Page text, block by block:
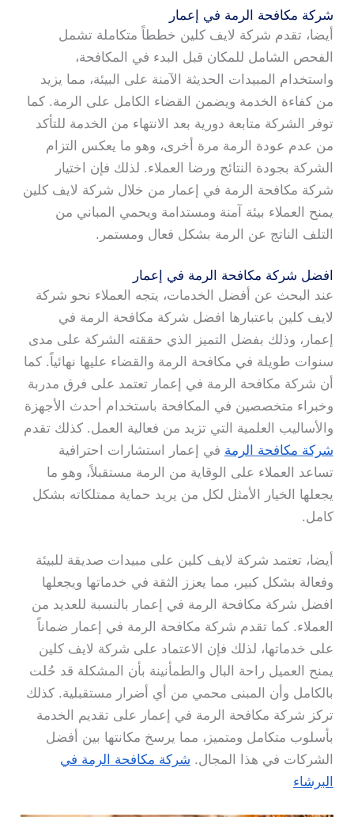
شركة مكافحة الرمة في إعمار
أيضا، تقدم شركة لايف كلين خططاً متكاملة تشمل
الفحص الشامل للمكان قبل البدء في المكافحة،
واستخدام المبيدات الحديثة الآمنة على البيئة، مما يزيد
من كفاءة الخدمة ويضمن القضاء الكامل على الرمة. كما
توفر الشركة متابعة دورية بعد الانتهاء من الخدمة للتأكد
من عدم عودة الرمة مرة أخرى، وهو ما يعكس التزام
الشركة بجودة النتائج ورضا العملاء. لذلك فإن اختيار
شركة مكافحة الرمة في إعمار من خلال شركة لايف كلين
يمنح العملاء بيئة آمنة ومستدامة ويحمي المباني من
التلف الناتج عن الرمة بشكل فعال ومستمر.
افضل شركة مكافحة الرمة في إعمار
عند البحث عن أفضل الخدمات، يتجه العملاء نحو شركة
لايف كلين باعتبارها افضل شركة مكافحة الرمة في
إعمار، وذلك بفضل التميز الذي حققته الشركة على مدى
سنوات طويلة في مكافحة الرمة والقضاء عليها نهائياً. كما
أن شركة مكافحة الرمة في إعمار تعتمد على فرق مدربة
وخبراء متخصصين في المكافحة باستخدام أحدث الأجهزة
والأساليب العلمية التي تزيد من فعالية العمل. كذلك تقدم
شركة مكافحة الرمة في إعمار استشارات احترافية
تساعد العملاء على الوقاية من الرمة مستقبلاً، وهو ما
يجعلها الخيار الأمثل لكل من يريد حماية ممتلكاته بشكل
كامل.
أيضا، تعتمد شركة لايف كلين على مبيدات صديقة للبيئة
وفعالة بشكل كبير، مما يعزز الثقة في خدماتها ويجعلها
افضل شركة مكافحة الرمة في إعمار بالنسبة للعديد من
العملاء. كما تقدم شركة مكافحة الرمة في إعمار ضماناً
على خدماتها، لذلك فإن الاعتماد على شركة لايف كلين
يمنح العميل راحة البال والطمأنينة بأن المشكلة قد حُلت
بالكامل وأن المبنى محمي من أي أضرار مستقبلية. كذلك
تركز شركة مكافحة الرمة في إعمار على تقديم الخدمة
بأسلوب متكامل ومتميز، مما يرسخ مكانتها بين أفضل
الشركات في هذا المجال. شركة مكافحة الرمة في
البرشاء